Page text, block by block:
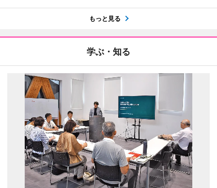
もっと見る
学ぶ・知る